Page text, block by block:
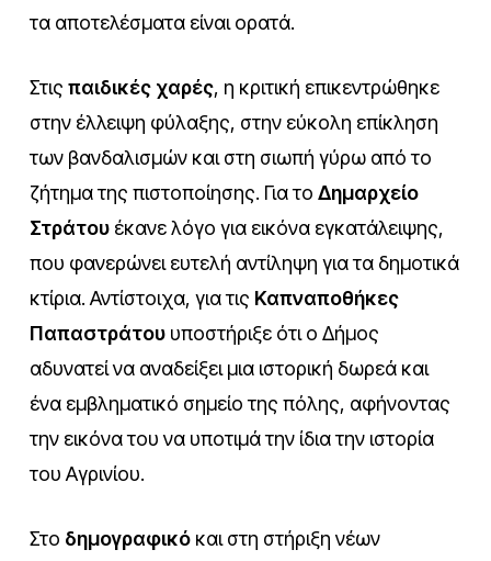
τα αποτελέσματα είναι ορατά.
Στις παιδικές χαρές, η κριτική επικεντρώθηκε
στην έλλειψη φύλαξης, στην εύκολη επίκληση
των βανδαλισμών και στη σιωπή γύρω από το
ζήτημα της πιστοποίησης. Για το Δημαρχείο
Στράτουέκανε λόγο για εικόνα εγκατάλειψης,
που φανερώνει ευτελή αντίληψη για τα δημοτικά
κτίρια. Αντίστοιχα, για τις Καπναποθήκες
Παπαστράτουυποστήριξε ότι ο Δήμος
αδυνατεί να αναδείξει μια ιστορική δωρεά και
ένα εμβληματικό σημείο της πόλης, αφήνοντας
την εικόνα του να υποτιμά την ίδια την ιστορία
του Αγρινίου.
Στο δημογραφικόκαι στη στήριξη νέων